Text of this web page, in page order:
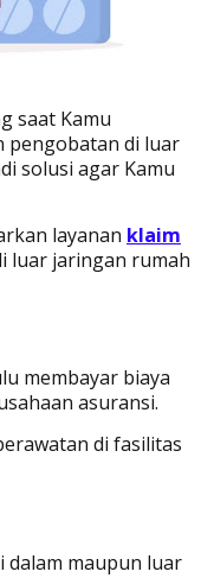
saat Kamu
pengobatan di luar
solusi agar Kamu
layanan klaim
luar jaringan rumah
membayar biaya
asuransi.
di fasilitas
dalam maupun luar